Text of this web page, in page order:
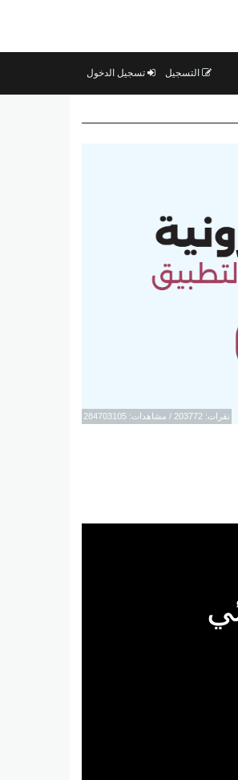
التسجيل تسجيل الدخول
نقرات: 203772 / مشاهدات: 284703105